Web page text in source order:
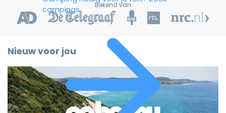
campings
Bekend van
Nieuw voor jou